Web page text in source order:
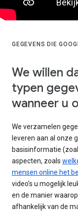
GEGEVENS DIE
We willen
typen
wanneer u
We verzamelen
leveren aan al onze
basisinformatie
aspecten, zoals
mensen online het
video's u mogelijk
en de manier
afhankelijk van de